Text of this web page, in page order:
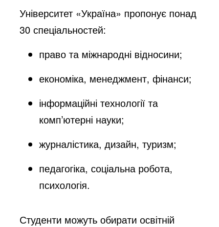
Університет «Україна» пропонує понад
30 спеціальностей:
право та міжнародні відносини;
економіка, менеджмент, фінанси;
інформаційні технології та
комп’ютерні науки;
журналістика, дизайн, туризм;
педагогіка, соціальна робота,
психологія.
Студенти можуть обирати освітній